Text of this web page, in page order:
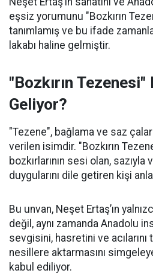
eşsiz yorumunu "Bozkırın
tanımlamış ve bu ifade
lakabı haline gelmiştir.
"Bozkırın
Geliyor?
"Tezene", bağlama ve saz
verilen isimdir. "Bozkırın
bozkırlarının sesi olan,
duygularını dile getiren kişi
Bu unvan, Neşet Ertaş’ın
değil, aynı zamanda Anadolu
sevgisini, hasretini ve
nesillere aktarmasını
kabul ediliyor.